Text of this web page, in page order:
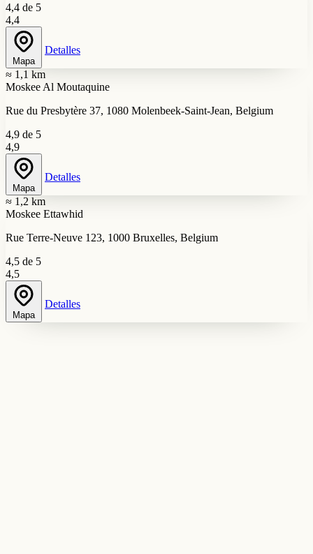
4,4 de 5
4,4
Mapa
Detalles
≈ 1,1 km
Moskee Al Moutaquine
Rue du Presbytère 37, 1080 Molenbeek-Saint-Jean, Belgium
4,9 de 5
4,9
Mapa
Detalles
≈ 1,2 km
Moskee Ettawhid
Rue Terre-Neuve 123, 1000 Bruxelles, Belgium
4,5 de 5
4,5
Mapa
Detalles